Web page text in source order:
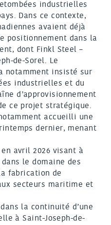
industrielles
Dans ce contexte,
avaient déjà
positionnement dans la
dont Finkl Steel –
de-Sorel. Le
notamment insisté sur
industrielles et du
d’approvisionnement
ce projet stratégique.
accueilli une
dernier, menant
avril 2026 visant à
le domaine des
fabrication de
secteurs maritime et
la continuité d’une
à Saint-Joseph-de-